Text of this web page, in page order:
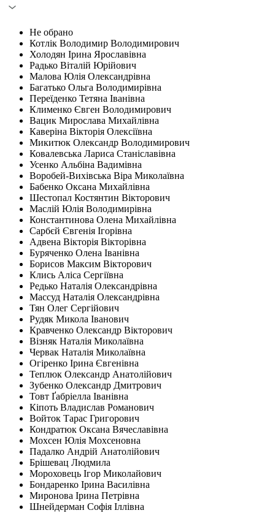
Не обрано
Котлік Володимир Володимирович
Холодян Ірина Ярославівна
Радько Віталій Юрійович
Малова Юлія Олександрівна
Багатько Ольга Володимирівна
Переїденко Тетяна Іванівна
Клименко Євген Володимирович
Вацик Мирослава Михайлівна
Каверіна Вікторія Олексіївна
Микитюк Олександр Володимирович
Ковалевська Лариса Станіславівна
Усенко Альбіна Вадимівна
Воробей-Вихівська Віра Миколаївна
Бабенко Оксана Михайлівна
Шестопал Костянтин Вікторович
Маслій Юлія Володимирівна
Константинова Олена Михайлівна
Сарбєй Євгенія Ігорівна
Адвена Вікторія Вікторівна
Буряченко Олена Іванівна
Борисов Максим Вікторович
Клись Аліса Сергіївна
Редько Наталія Олександрівна
Массуд Наталія Олександрівна
Тян Олег Сергійович
Рудяк Микола Іванович
Кравченко Олександр Вікторович
Візняк Наталія Миколаївна
Червак Наталія Миколаївна
Огіренко Ірина Євгенівна
Теплюк Олександр Анатолійович
Зубенко Олександр Дмитрович
Товт Ґабріелла Іванівна
Кіпоть Владислав Романович
Войток Тарас Григорович
Кондратюк Оксана Вячеславівна
Мохсен Юлія Мохсеновна
Падалко Андрій Анатолійович
Брішевац Людмила
Мороховець Ігор Миколайович
Бондаренко Ірина Василівна
Миронова Ірина Петрівна
Шнейдерман Софія Іллівна